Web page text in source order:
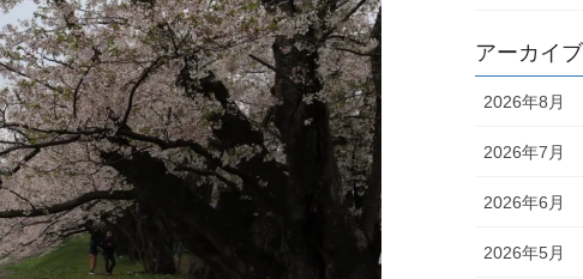
アーカイブ
2026年8月
2026年7月
2026年6月
2026年5月